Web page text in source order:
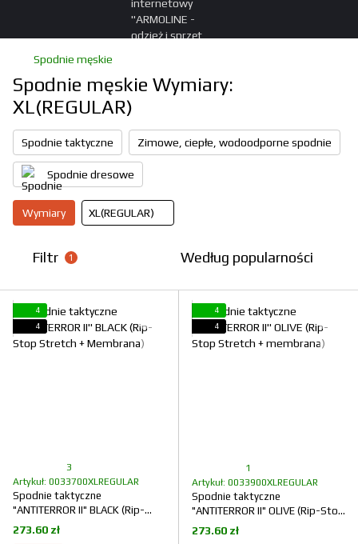
Spodnie męskie
Spodnie męskie Wymiary:
XL(REGULAR)
Spodnie taktyczne Zimowe, ciepłe, wodoodporne spodnie
Spodnie dresowe
Wymiary XL(REGULAR)
Filtr 1 Według popularności
4
4
3
Artykuł: 0033700XLREGULAR
Spodnie taktyczne
"ANTITERROR II" BLACK (Rip-
Stop Stretch + Membrana)
273.60 zł
4
4
1
Artykuł: 0033900XLREGULAR
Spodnie taktyczne
"ANTITERROR II" OLIVE (Rip-Stop
Stretch + membrana)
273.60 zł